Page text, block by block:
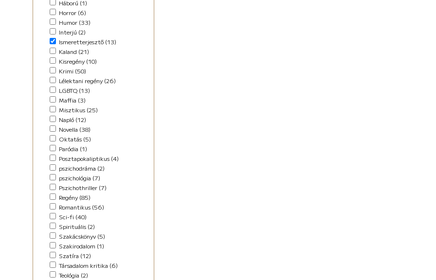
Napló (4)
New Adult (5)
Novella (34)
Oktatás (2)
Paródia (3)
Regény (42)
Romantikus (29)
Sci-fi (14)
Steampunk (1)
Urban Fantasy (2)
Utikönyv (8)
Válogatott írások (48)
Vers (17)
Háború (1)
Horror (6)
Humor (33)
Interjú (2)
Ismeretterjesztő (13)
Kaland (21)
Kisregény (10)
Krimi (50)
Lélektani regény (26)
LGBTQ (13)
Maffia (3)
Misztikus (25)
Napló (12)
Novella (38)
Oktatás (5)
Paródia (1)
Posztapokaliptikus (4)
pszichodráma (2)
pszichológia (7)
Pszichothriller (7)
Regény (85)
Romantikus (56)
Sci-fi (40)
Spirituális (2)
Szakácskönyv (5)
Szakirodalom (1)
Szatíra (12)
Társadalom kritika (6)
Teológia (2)